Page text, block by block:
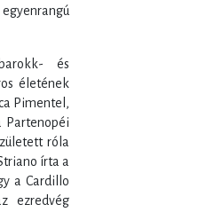
és
életének
Pimentel,
Partenopéi
róla
írta a
a Cardillo
ezredvég